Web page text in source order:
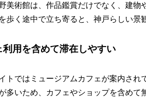
美術館は、作品鑑賞だけでなく、建
歩く途中で立ち寄ると、神戸らしい景
利用を含めて滞在しやすい
トではミュージアムカフェが案内さ
多いため、カフェやショップを含めて